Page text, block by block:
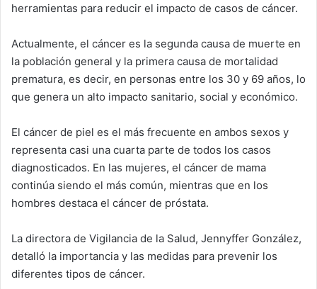
herramientas para reducir el impacto de casos de cáncer.
Actualmente, el cáncer es la segunda causa de muerte en
la población general y la primera causa de mortalidad
prematura, es decir, en personas entre los 30 y 69 años, lo
que genera un alto impacto sanitario, social y económico.
El cáncer de piel es el más frecuente en ambos sexos y
representa casi una cuarta parte de todos los casos
diagnosticados. En las mujeres, el cáncer de mama
continúa siendo el más común, mientras que en los
hombres destaca el cáncer de próstata.
La directora de Vigilancia de la Salud, Jennyffer González,
detalló la importancia y las medidas para prevenir los
diferentes tipos de cáncer.